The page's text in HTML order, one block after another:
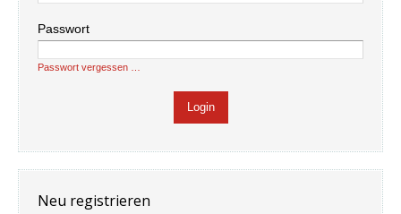
Passwort
Passwort vergessen …
Neu registrieren